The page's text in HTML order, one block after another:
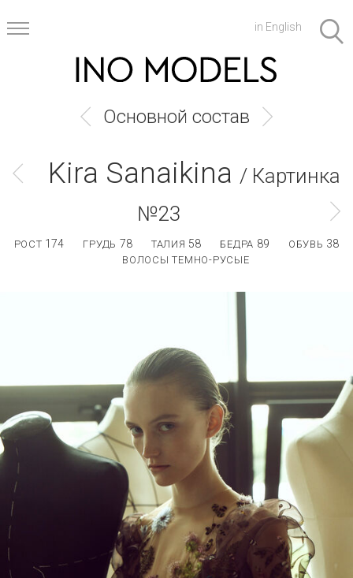
in English
Основной состав
Kira Sanaikina / Картинка
№23
РОСТ 174 ГРУДЬ 78 ТАЛИЯ 58 БЕДРА 89 ОБУВЬ 38
ВОЛОСЫ ТЕМНО-РУСЫЕ